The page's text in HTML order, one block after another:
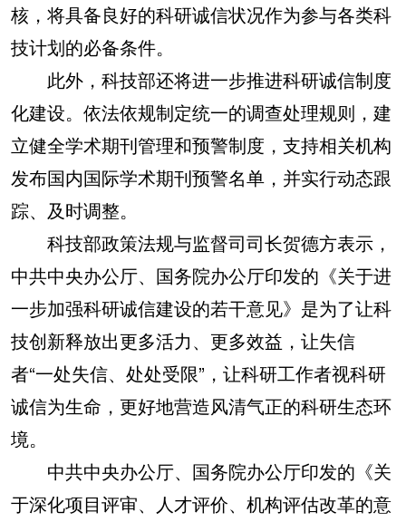
核，将具备良好的科研诚信状况作为参与各类科
技计划的必备条件。
此外，科技部还将进一步推进科研诚信制度
化建设。依法依规制定统一的调查处理规则，建
立健全学术期刊管理和预警制度，支持相关机构
发布国内国际学术期刊预警名单，并实行动态跟
踪、及时调整。
科技部政策法规与监督司司长贺德方表示，
中共中央办公厅、国务院办公厅印发的《关于进
一步加强科研诚信建设的若干意见》是为了让科
技创新释放出更多活力、更多效益，让失信
者“一处失信、处处受限”，让科研工作者视科研
诚信为生命，更好地营造风清气正的科研生态环
境。
中共中央办公厅、国务院办公厅印发的《关
于深化项目评审、人才评价、机构评估改革的意